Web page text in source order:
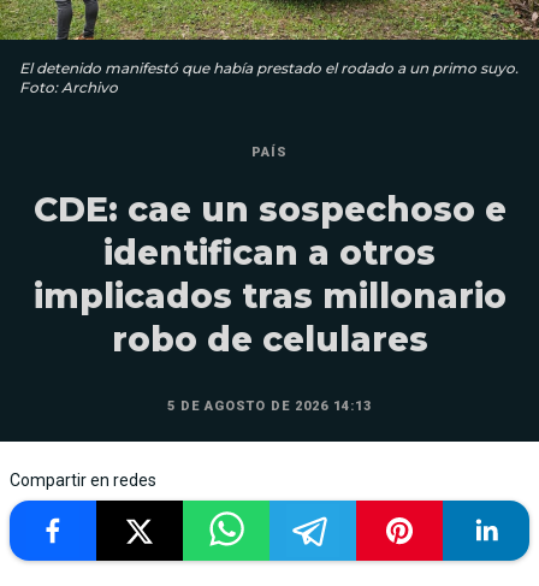
El detenido manifestó que había prestado el rodado a un primo suyo.
Foto: Archivo
PAÍS
CDE: cae un sospechoso e
identifican a otros
implicados tras millonario
robo de celulares
5 DE AGOSTO DE 2026 14:13
Compartir en redes